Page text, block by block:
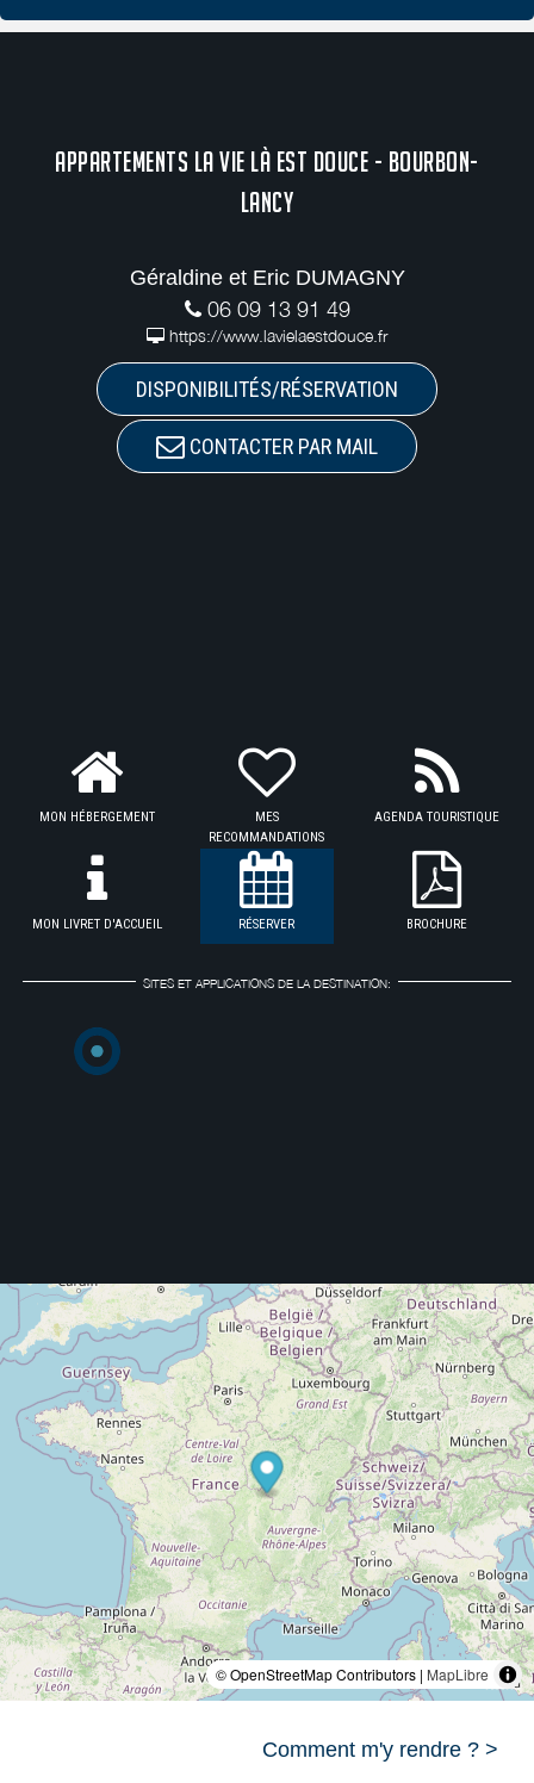
APPARTEMENTS LA VIE LÀ EST DOUCE - BOURBON-
LANCY
Géraldine et Eric DUMAGNY
06 09 13 91 49
https://www.lavielaestdouce.fr
DISPONIBILITÉS/RÉSERVATION
CONTACTER PAR MAIL
MON HÉBERGEMENT
MES
RECOMMANDATIONS
AGENDA TOURISTIQUE
MON LIVRET D'ACCUEIL RÉSERVER BROCHURE
SITES ET APPLICATIONS DE LA DESTINATION:
© OpenStreetMap Contributors | MapLibre
Comment m'y rendre ? >